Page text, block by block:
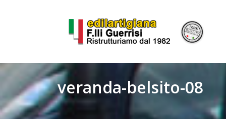
veranda-belsito-08